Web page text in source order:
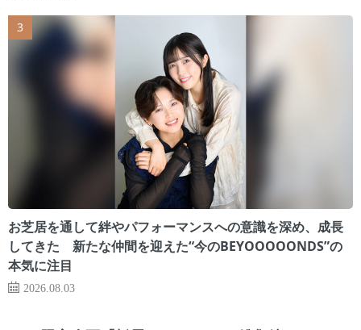
お芝居を通して絆やパフォーマンスへの意識を深め、成長
してきた 新たな仲間を迎えた“今のBEYOOOOONDS”の
本気に注目
2026.08.03